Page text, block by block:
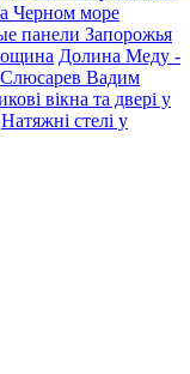
Черном море
панели Запорожья
Долина Меду -
Слюсарев Вадим
вікна та двері у
Натяжні стелі у